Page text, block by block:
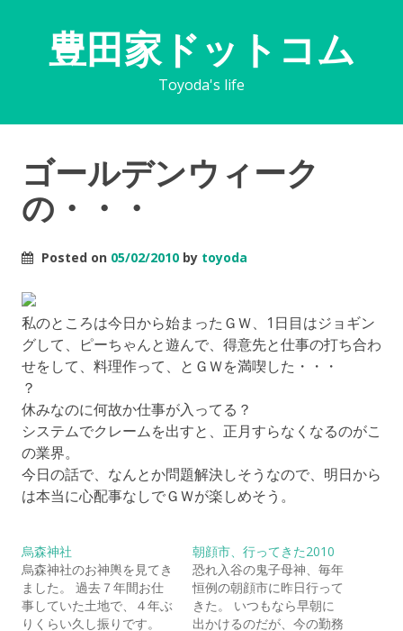
豊田家ドットコム
Toyoda's life
ゴールデンウィーク
の・・・
Posted on 05/02/2010 by toyoda
私のところは今日から始まったＧＷ、1日目はジョギン
グして、ピーちゃんと遊んで、得意先と仕事の打ち合わ
せをして、料理作って、とＧＷを満喫した・・・
？
休みなのに何故か仕事が入ってる？
システムでクレームを出すと、正月すらなくなるのがこ
の業界。
今日の話で、なんとか問題解決しそうなので、明日から
は本当に心配事なしでＧＷが楽しめそう。
烏森神社
烏森神社のお神輿を見てき
ました。 過去７年間お仕
事していた土地で、４年ぶ
りくらい久し振りです。
朝顔市、行ってきた2010
恐れ入谷の鬼子母神、毎年
恒例の朝顔市に昨日行って
きた。 いつもなら早朝に
出かけるのだが、今の勤務